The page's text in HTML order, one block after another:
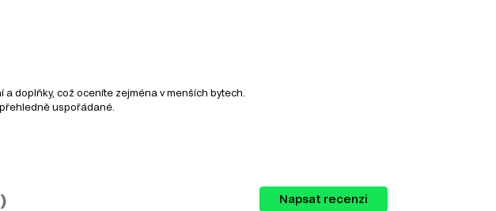
doplňky, což oceníte zejména v menších bytech.
uspořádané.
Napsat recenzi